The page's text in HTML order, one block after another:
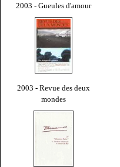
2003 - Gueules d'amour
2003 - Revue des deux
mondes